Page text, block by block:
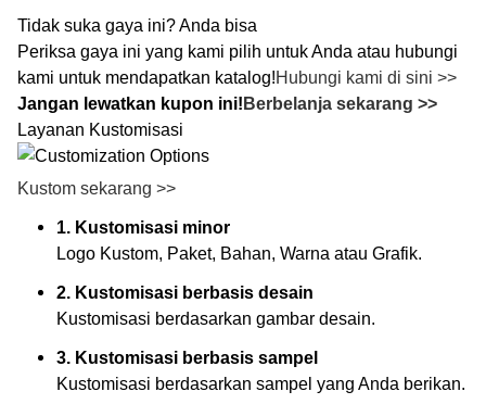
Tidak suka gaya ini? Anda bisa
Periksa gaya ini yang kami pilih untuk Anda atau hubungi
kami untuk mendapatkan katalog!Hubungi kami di sini >>
Jangan lewatkan kupon ini!Berbelanja sekarang >>
Layanan Kustomisasi
Kustom sekarang >>
1. Kustomisasi minor
Logo Kustom, Paket, Bahan, Warna atau Grafik.
2. Kustomisasi berbasis desain
Kustomisasi berdasarkan gambar desain.
3. Kustomisasi berbasis sampel
Kustomisasi berdasarkan sampel yang Anda berikan.